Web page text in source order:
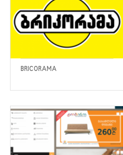
BRICORAMA